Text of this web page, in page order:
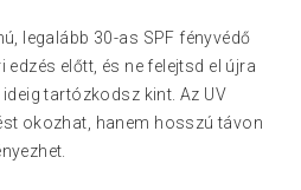
legalább 30-as SPF fényvédő
előtt, és ne felejtsd el újra
tartózkodsz kint. Az UV
okozhat, hanem hosszú távon